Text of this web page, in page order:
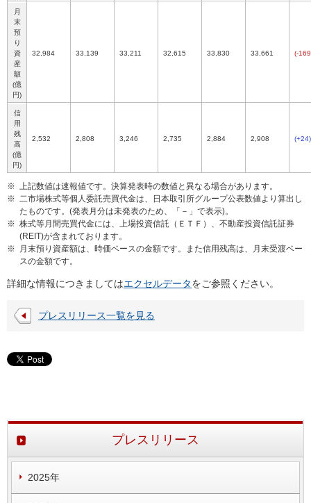
月
末
預
り
資
産
額
(億
円)
32,984 33,139 33,211 32,615 33,830 33,661 (-
信
用
残
高
(億
円)
2,532 2,808 3,246 2,735 2,884 2,908 (+24)
※ 上記数値は速報値です。決算発表時の数値と異なる場合があります。
※ 二市場株式等個人委託売買代金は、日本取引所グループ公表数値より算出し
たものです。(発表月分は未発表のため、「－」で表示)。
※ 株式等月間売買代金には、上場投資信託（ＥＴＦ）、不動産投資信託証券
(REIT)が含まれております。
※
月末預り資産額は、時価ベースの金額です。また信用残高は、月末受渡ベー
スの金額です。
詳細な情報につきましてはエクセルデータをご参照ください。
プレスリリース一覧を見る
プレスリリース
2025年